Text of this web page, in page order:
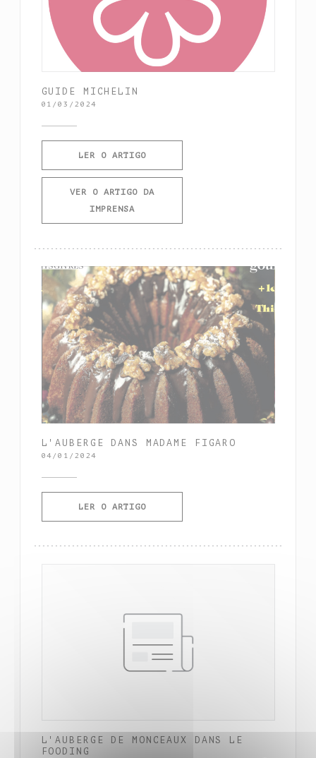
GUIDE MICHELIN
01/03/2024
LER O ARTIGO((ABRE NUMA NOVA JANELA))
VER O ARTIGO DA
IMPRENSA((ABRE NUMA NOVA JANELA))
L'AUBERGE DANS MADAME FIGARO
04/01/2024
LER O ARTIGO((ABRE NUMA NOVA JANELA))
L'AUBERGE DE MONCEAUX DANS LE
FOODING